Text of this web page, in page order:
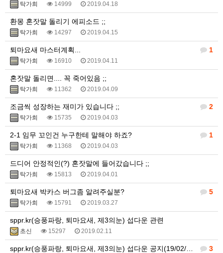
탁가희 14999 2019.04.18
환몽 혼잣말 돌리기 에피소드 ;;
탁가희 14297 2019.04.15
1
퇴마요새 마스터계획...
탁가희 16910 2019.04.11
혼잣말 돌리면.... 꼭 죽어있음 ;;
탁가희 11362 2019.04.09
2
조금씩 성장하는 재미가 있습니다 ;;
탁가희 15735 2019.04.03
1
2-1 임무 꼬인건 누구한테 말해야 하죠?
탁가희 11368 2019.04.03
드디어 안정적인(?) 혼잣말에 들어갔습니다 ;;
탁가희 15813 2019.04.01
5
퇴마요새 박카스 버그좀 알려주실분?
탁가희 15791 2019.03.27
sppr.kr(승풍파랑, 퇴마요새, 제3의눈) 섭다운 관련
초신 15297 2019.02.11
3
sppr.kr(승풍파랑, 퇴마요새, 제3의눈) 섭다운 공지(19/02/09)